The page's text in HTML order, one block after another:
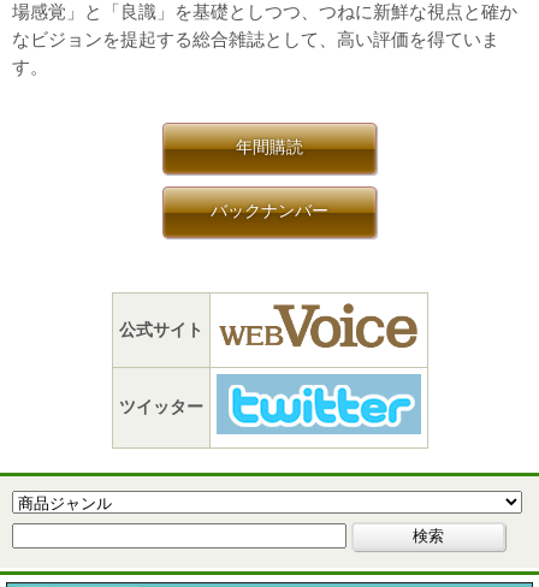
場感覚」と「良識」を基礎としつつ、つねに新鮮な視点と確か
なビジョンを提起する総合雑誌として、高い評価を得ていま
す。
年間購読
バックナンバー
公式サイト
ツイッター